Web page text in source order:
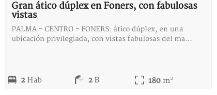
Gran ático dúplex en Foners, con fabulosas
vistas
PALMA - CENTRO - FONERS: ático dúplex, en una
ubicación privilegiada, con vistas fabulosas del ma...
2 Hab 2 B 180 m2